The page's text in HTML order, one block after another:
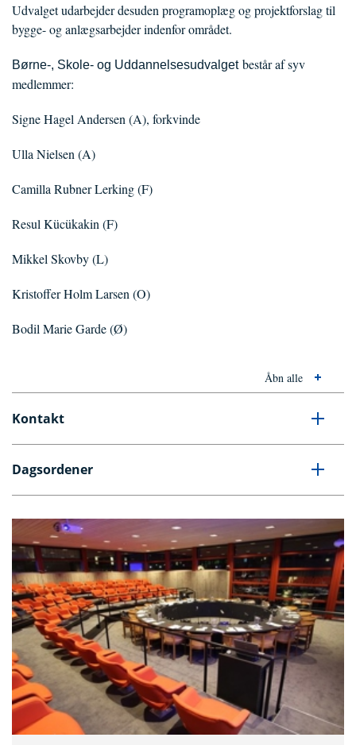
Udvalget udarbejder desuden programoplæg og projektforslag til
bygge- og anlægsarbejder indenfor området.
Børne-, Skole- og Uddannelsesudvalgetbestår af syv
medlemmer:
Signe Hagel Andersen (A), forkvinde
Ulla Nielsen (A)
Camilla Rubner Lerking (F)
Resul Kücükakin (F)
Mikkel Skovby (L)
Kristoffer Holm Larsen (O)
Bodil Marie Garde (Ø)
Åbn alle
Kontakt
Dagsordener